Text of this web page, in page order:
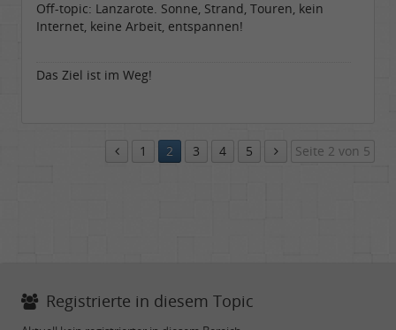
Dabei seit:
02 / 2012
Off-topic: Lanzarote. Sonne, Strand, Touren, kein
Internet, keine Arbeit, entspannen!
Das Ziel ist im Weg!
1 2 3 4 5 Seite 2 von 5
Registrierte in diesem Topic